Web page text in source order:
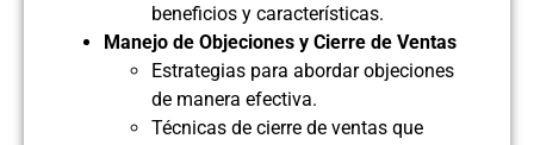
beneficios y características.
Manejo de Objeciones y Cierre de Ventas
Estrategias para abordar objeciones
de manera efectiva.
Técnicas de cierre de ventas que